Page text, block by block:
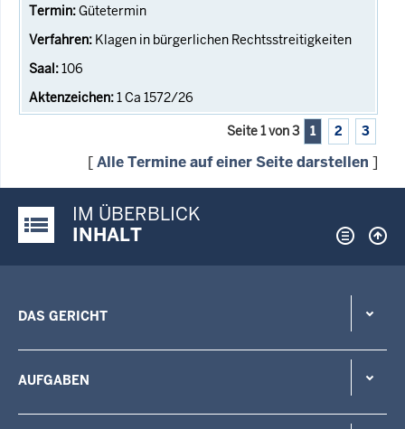
Gütetermin
Klagen in bürgerlichen Rechtsstreitigkeiten
106
1 Ca 1572/26
Seite 1 von 3 1 2 3
[Alle Termine auf einer Seite darstellen ]
Justiz-Portal im Überblick:
IM ÜBERBLICK
INHALT
DAS GERICHT
AUFGABEN